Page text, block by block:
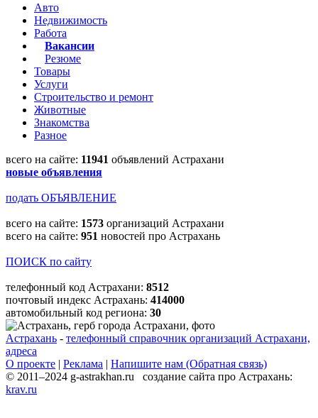
Авто
Недвижимость
Работа
Вакансии
Резюме
Товары
Услуги
Строительство и ремонт
Животные
Знакомства
Разное
всего на сайте: 11941 объявлений Астрахани
новые объявления
подать ОБЪЯВЛЕНИЕ
всего на сайте: 1573 организаций Астрахани
всего на сайте: 951 новостей про Астрахань
ПОИСК по сайту
телефонный код Астрахани: 8512
почтовый индекс Астрахань: 414000
автомобильный код региона: 30
Астрахань - телефонный справочник организаций Астрахани,
адреса
О проекте | Реклама | Напишите нам (Обратная связь)
© 2011–2024 g-astrakhan.ru создание сайта про Астрахань:
krav.ru